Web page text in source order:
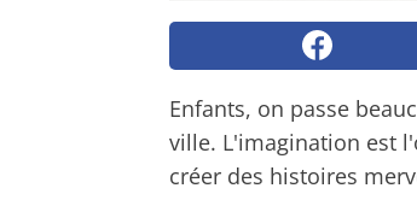
Enfants, on passe
ville. L'imagination est
créer des histoires